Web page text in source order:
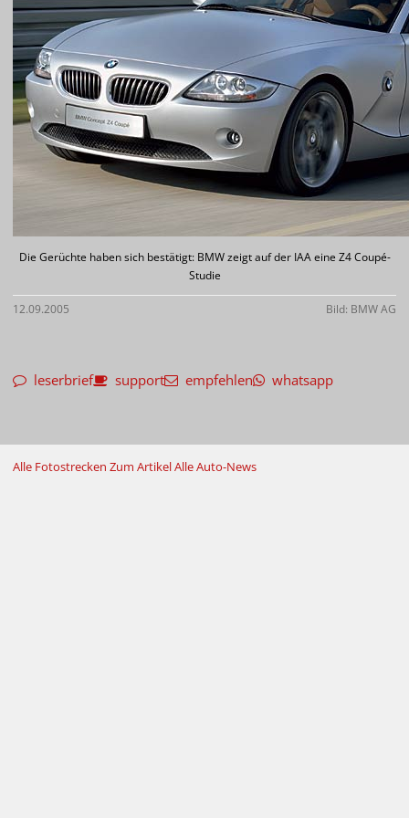
Die Gerüchte haben sich bestätigt: BMW zeigt auf der IAA eine Z4 Coupé-
Studie
12.09.2005 Bild: BMW AG
leserbrief support empfehlen whatsapp
Alle Fotostrecken Zum ArtikelAlle Auto-News